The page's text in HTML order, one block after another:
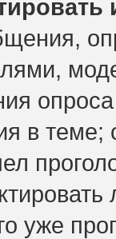
в теме;
уже